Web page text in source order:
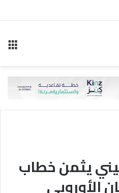
النيابة العامة
يثمن خطاب
الأوروبي